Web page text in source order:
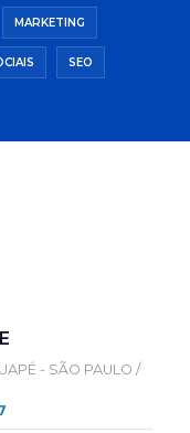
MARKETING
SEO
- SÃO PAULO /